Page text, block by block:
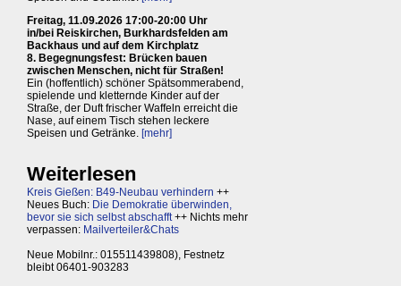
Freitag, 11.09.2026 17:00-20:00 Uhr
in/bei Reiskirchen, Burkhardsfelden am
Backhaus und auf dem Kirchplatz
8. Begegnungsfest: Brücken bauen
zwischen Menschen, nicht für Straßen!
Ein (hoffentlich) schöner Spätsommerabend,
spielende und kletternde Kinder auf der
Straße, der Duft frischer Waffeln erreicht die
Nase, auf einem Tisch stehen leckere
Speisen und Getränke. [mehr]
Weiterlesen
Kreis Gießen: B49-Neubau verhindern ++
Neues Buch: Die Demokratie überwinden,
bevor sie sich selbst abschafft++ Nichts mehr
verpassen: Mailverteiler&Chats
Neue Mobilnr.: 015511439808), Festnetz
bleibt 06401-903283